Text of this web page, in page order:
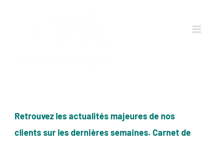
Retrouvez les actualités majeures de nos
clients sur les dernières semaines. Carnet de